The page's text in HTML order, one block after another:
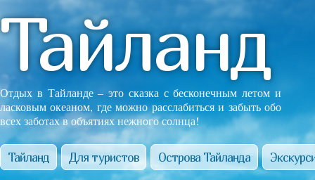
Тайланд
Отдых в Тайланде – это сказка с бесконечным летом и
ласковым океаном, где можно расслабиться и забыть обо
всех заботах в объятиях нежного солнца!
Тайланд Для туристов Острова Тайланда